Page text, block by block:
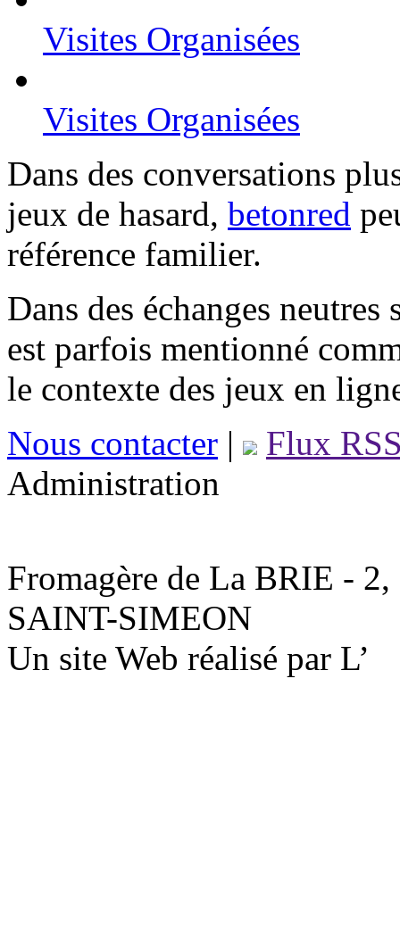
Visites Organisées
Visites Organisées
Dans des conversations
jeux de hasard, betonred
référence familier.
Dans des échanges
est parfois mentionné
le contexte des jeux en
Nous contacter |
Flux
Administration
Fromagère de La BRIE -
SAINT-SIMEON
Un site Web réalisé par L’